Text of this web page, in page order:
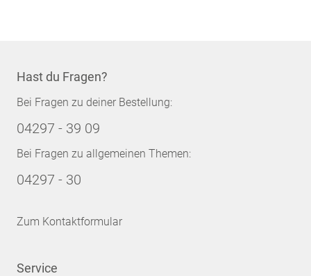
Hast du Fragen?
Bei Fragen zu deiner Bestellung:
04297 - 39 09
Bei Fragen zu allgemeinen Themen:
04297 - 30
Zum Kontaktformular
Service